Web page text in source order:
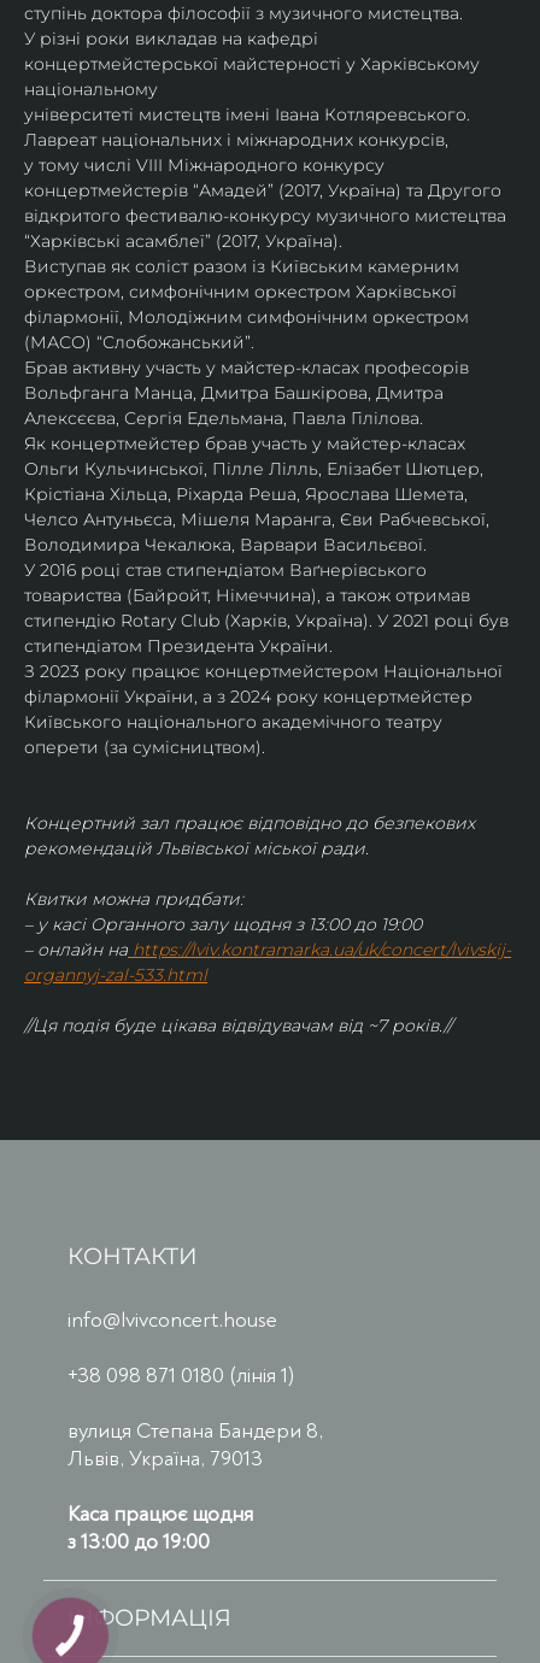
ступінь доктора філософії з музичного мистецтва.
У різні роки викладав на кафедрі
концертмейстерської майстерності у Харківському
національному
університеті мистецтв імені Івана Котляревського.
Лавреат національних і міжнародних конкурсів,
у тому числі VIII Міжнародного конкурсу
концертмейстерів “Амадей” (2017, Україна) та Другого
відкритого фестивалю-конкурсу музичного мистецтва
“Харківські асамблеї” (2017, Україна).
Виступав як соліст разом із Київським камерним
оркестром, симфонічним оркестром Харківської
філармонії, Молодіжним симфонічним оркестром
(МАСО) “Слобожанський”.
Брав активну участь у майстер-класах професорів
Вольфганга Манца, Дмитра Башкірова, Дмитра
Алексєєва, Сергія Едельмана, Павла Гілілова.
Як концертмейстер брав участь у майстер-класах
Ольги Кульчинської, Пілле Лілль, Елізабет Шютцер,
Крістіана Хільца, Ріхарда Реша, Ярослава Шемета,
Челсо Антуньєса, Мішеля Маранга, Єви Рабчевської,
Володимира Чекалюка, Варвари Васильєвої.
У 2016 році став стипендіатом Ваґнерівського
товариства (Байройт, Німеччина), а також отримав
стипендію Rotary Club (Харків, Україна). У 2021 році був
стипендіатом Президента України.
З 2023 року працює концертмейстером Національної
філармонії України, а з 2024 року концертмейстер
Київського національного академічного театру
оперети (за сумісництвом).
Концертний зал працює відповідно до безпекових
рекомендацій Львівської міської ради.
Квитки можна придбати:
– у касі Органного залу щодня з 13:00 до 19:00
– онлайн на https://lviv.kontramarka.ua/uk/concert/lvivskij-
organnyj-zal-533.html
//Ця подія буде цікава відвідувачам від ~7 років.//
КОНТАКТИ
info@lvivconcert.house
+38 098 871 0180 (лінія 1)
вулиця Степана Бандери 8,
Львів, Україна, 79013
Каса працює щодня
з 13:00 до 19:00
ІНФОРМАЦІЯ